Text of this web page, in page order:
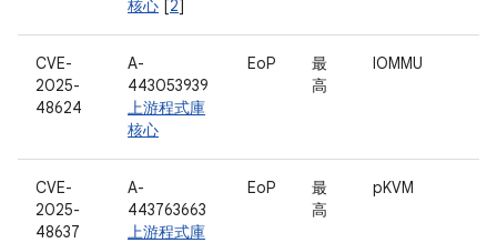
核心 [2]
CVE-
2025-
48624
A-
443053939
上游程式庫
核心
EoP
最
高
IOMMU
CVE-
2025-
48637
A-
443763663
上游程式庫
EoP
最
高
pKVM